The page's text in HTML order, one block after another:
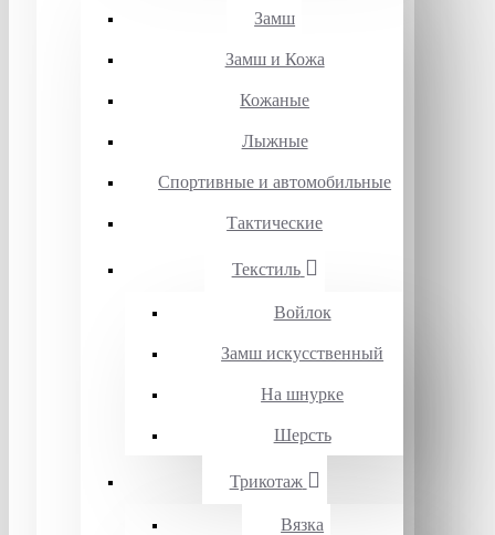
Замш
Замш и Кожа
Кожаные
Лыжные
Спортивные и автомобильные
Тактические
Текстиль
Войлок
Замш искусственный
На шнурке
Шерсть
Трикотаж
Вязка